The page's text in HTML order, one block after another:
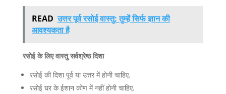
READ उत्तर पूर्व रसोई वास्तु: तुम्हें सिर्फ ज्ञान की
आवश्यकता है
रसोई के लिए वास्तु सर्वश्रेष्ठ दिशा
रसोई की दिशा पूर्व या उत्तर में होनी चाहिए.
रसोई घर के ईशान कोण में नहीं होनी चाहिए.